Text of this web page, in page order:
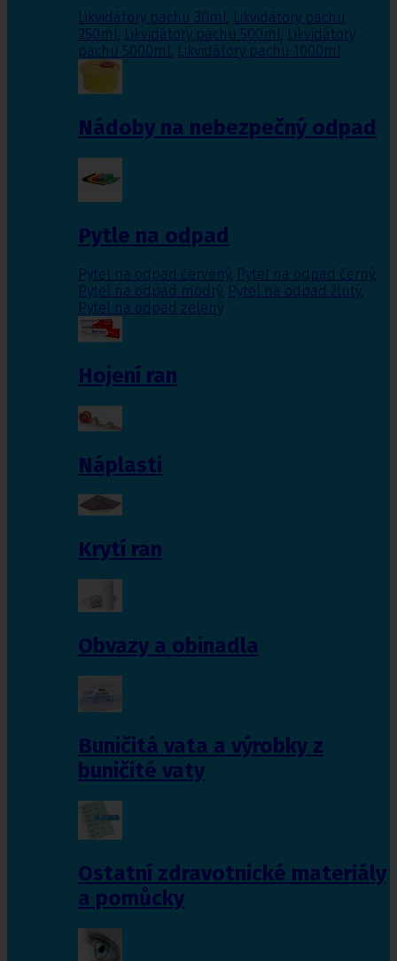
Likvidátory pachu 30ml, Likvidátory pachu
250ml, Likvidátory pachu 500ml, Likvidátory
pachu 5000ml, Likvidátory pachu 1000ml
Nádoby na nebezpečný odpad
Pytle na odpad
Pytel na odpad červený, Pytel na odpad černý,
Pytel na odpad modrý, Pytel na odpad žlutý,
Pytel na odpad zelený
Hojení ran
Náplasti
Krytí ran
Obvazy a obinadla
Buničitá vata a výrobky z
buničité vaty
Ostatní zdravotnické materiály
a pomůcky